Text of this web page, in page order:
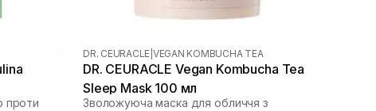
проти
DR. CEURACLE VEGAN KOMBUCHA TEA
DR. CEURACLE Vegan Kombucha Tea
Sleep Mask 100 мл
Зволожуюча маска для обличчя з